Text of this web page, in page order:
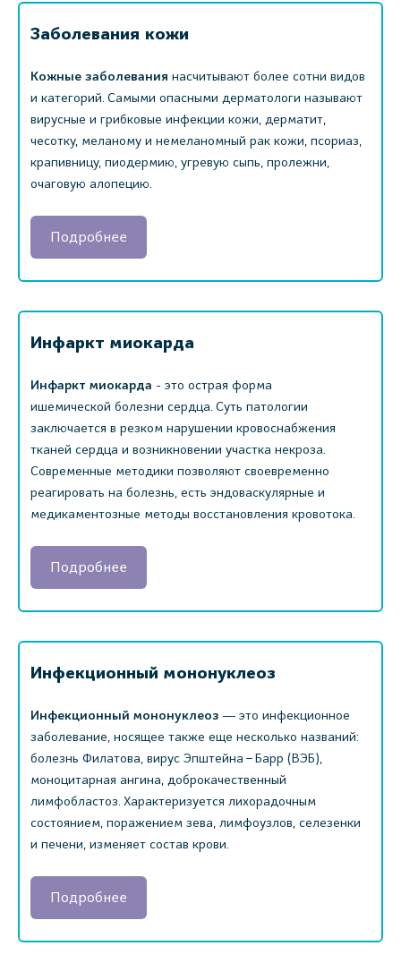
Заболевания кожи
Кожные заболевания насчитывают более сотни видов
и категорий. Самыми опасными дерматологи называют
вирусные и грибковые инфекции кожи, дерматит,
чесотку, меланому и немеланомный рак кожи, псориаз,
крапивницу, пиодермию, угревую сыпь, пролежни,
очаговую алопецию.
Подробнее
Инфаркт миокарда
Инфаркт миокарда - это острая форма
ишемической болезни сердца. Суть патологии
заключается в резком нарушении кровоснабжения
тканей сердца и возникновении участка некроза.
Современные методики позволяют своевременно
реагировать на болезнь, есть эндоваскулярные и
медикаментозные методы восстановления кровотока.
Подробнее
Инфекционный мононуклеоз
Инфекционный мононуклеоз ― это инфекционное
заболевание, носящее также еще несколько названий:
болезнь Филатова, вирус Эпштейна – Барр (ВЭБ),
моноцитарная ангина, доброкачественный
лимфобластоз. Характеризуется лихорадочным
состоянием, поражением зева, лимфоузлов, селезенки
и печени, изменяет состав крови.
Подробнее